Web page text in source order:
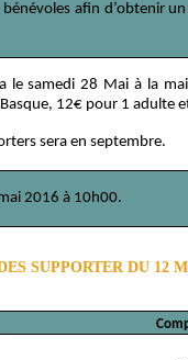
bénévoles afin d’obtenir
le samedi 28 Mai à la
12€ pour 1 adulte
sera en septembre.
2016 à 10h00.
SUPPORTER DU 12